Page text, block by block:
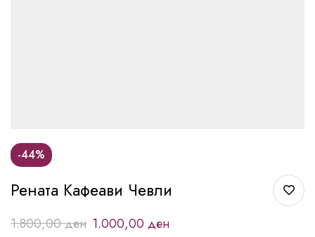
-44%
Рената Кафеави Чевли
1.800,00ден 1.000,00 ден